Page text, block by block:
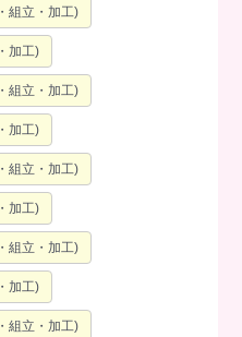
組立・加工)
加工)
組立・加工)
加工)
組立・加工)
加工)
組立・加工)
加工)
組立・加工)